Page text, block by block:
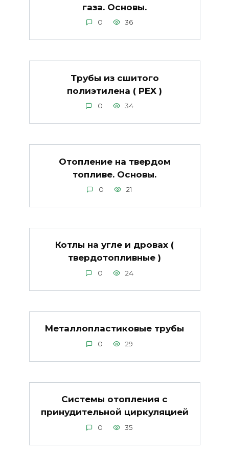
газа. Основы.
0 36
Трубы из сшитого
полиэтилена ( PEX )
0 34
Отопление на твердом
топливе. Основы.
0 21
Котлы на угле и дровах (
твердотопливные )
0 24
Металлопластиковые трубы
0 29
Системы отопления с
принудительной циркуляцией
0 35